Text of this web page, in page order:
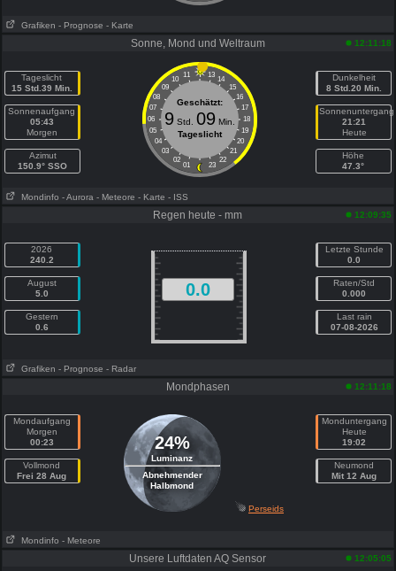
Grafiken - Prognose - Karte
Sonne, Mond und Weltraum 12:11:18
Tageslicht
15 Std.39 Min.
Sonnenaufgang
05:43
Morgen
Azimut
150.9° SSO
11 13
10
14
09
15
08
16
07
17
06
18
05
19
04
20
03
21
02
22
01 23
Geschätzt:
9Std. 09Min.
Tageslicht
Dunkelheit
8 Std.20 Min.
Sonnenuntergang
21:21
Heute
Höhe
47.3°
Mondinfo - Aurora - Meteore - Karte - ISS
Regen heute - mm 12:09:35
2026
240.2
August
5.0
Gestern
0.6
0.0
Letzte Stunde
0.0
Raten/Std
0.000
Last rain
07-08-2026
Grafiken - Prognose - Radar
Mondphasen 12:11:18
Mondaufgang
Morgen
00:23
Vollmond
Frei 28 Aug
24%
Luminanz
Abnehmender
Halbmond
Monduntergang
Heute
19:02
Neumond
Mit 12 Aug
Perseids
Mondinfo - Meteore
Unsere Luftdaten AQ Sensor 12:05:05